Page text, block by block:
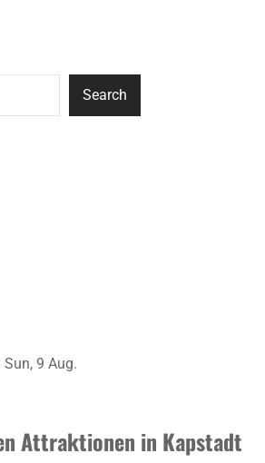
Search
Sun, 9 Aug.
Attraktionen in Kapstadt